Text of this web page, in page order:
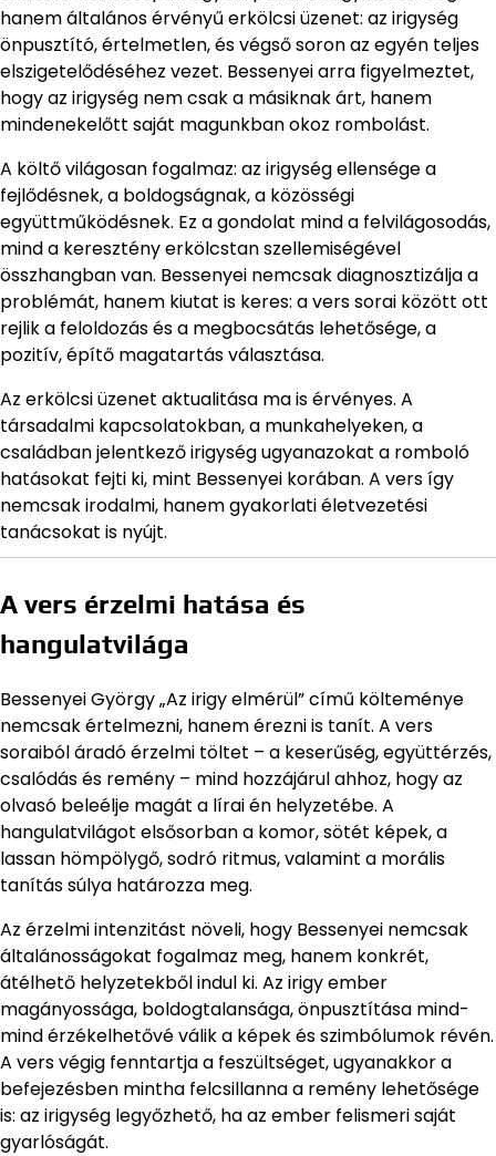
hanem általános érvényű erkölcsi üzenet: az irigység
önpusztító, értelmetlen, és végső soron az egyén teljes
elszigetelődéséhez vezet. Bessenyei arra figyelmeztet,
hogy az irigység nem csak a másiknak árt, hanem
mindenekelőtt saját magunkban okoz rombolást.
A költő világosan fogalmaz: az irigység ellensége a
fejlődésnek, a boldogságnak, a közösségi
együttműködésnek. Ez a gondolat mind a felvilágosodás,
mind a keresztény erkölcstan szellemiségével
összhangban van. Bessenyei nemcsak diagnosztizálja a
problémát, hanem kiutat is keres: a vers sorai között ott
rejlik a feloldozás és a megbocsátás lehetősége, a
pozitív, építő magatartás választása.
Az erkölcsi üzenet aktualitása ma is érvényes. A
társadalmi kapcsolatokban, a munkahelyeken, a
családban jelentkező irigység ugyanazokat a romboló
hatásokat fejti ki, mint Bessenyei korában. A vers így
nemcsak irodalmi, hanem gyakorlati életvezetési
tanácsokat is nyújt.
A vers érzelmi hatása és
hangulatvilága
Bessenyei György „Az irigy elmérül” című költeménye
nemcsak értelmezni, hanem érezni is tanít. A vers
soraiból áradó érzelmi töltet – a keserűség, együttérzés,
csalódás és remény – mind hozzájárul ahhoz, hogy az
olvasó beleélje magát a lírai én helyzetébe. A
hangulatvilágot elsősorban a komor, sötét képek, a
lassan hömpölygő, sodró ritmus, valamint a morális
tanítás súlya határozza meg.
Az érzelmi intenzitást növeli, hogy Bessenyei nemcsak
általánosságokat fogalmaz meg, hanem konkrét,
átélhető helyzetekből indul ki. Az irigy ember
magányossága, boldogtalansága, önpusztítása mind-
mind érzékelhetővé válik a képek és szimbólumok révén.
A vers végig fenntartja a feszültséget, ugyanakkor a
befejezésben mintha felcsillanna a remény lehetősége
is: az irigység legyőzhető, ha az ember felismeri saját
gyarlóságát.